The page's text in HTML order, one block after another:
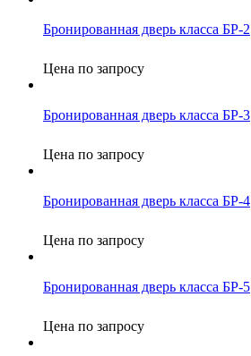
Бронированная дверь класса БР-2
Цена по запросу
Бронированная дверь класса БР-3
Цена по запросу
Бронированная дверь класса БР-4
Цена по запросу
Бронированная дверь класса БР-5
Цена по запросу